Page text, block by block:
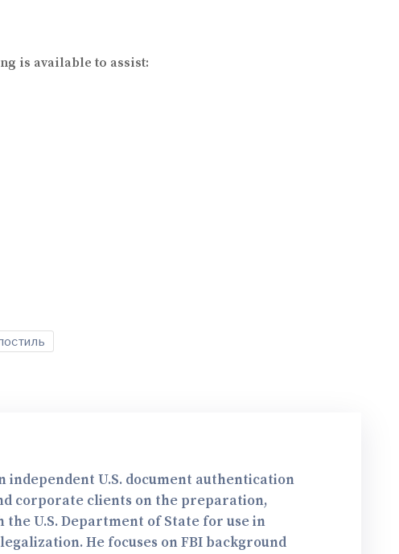
is available to assist:
independent U.S. document authentication
corporate clients on the preparation,
U.S. Department of State for use in
He focuses on FBI background